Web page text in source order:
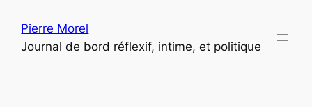
contenu
Pierre Morel
Journal de bord réflexif, intime, et politique